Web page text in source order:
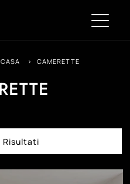
> CAMERETTE
Risultati